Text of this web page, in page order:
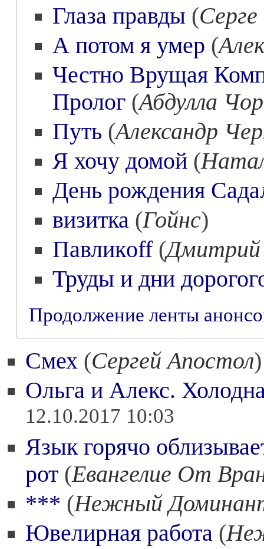
Глаза правды (
А потом я умер (
Честно Врущая
Пролог (Абдулла
Путь (Александр
Я хочу домой (
День рождения
визитка (Гойнс)
Павликoff(
Труды и дни
Продолжение ленты
Смех (Сергей Апостол
Ольга и Алекс.
12.10.2017 10:03
Язык горячо
рот (Евангелие От
*** (Нежный
Ювелирная работа (